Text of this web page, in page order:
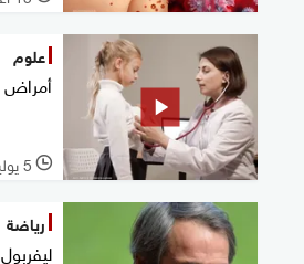
علوم
أمراض
l 5 يوليو 2024
رياضة